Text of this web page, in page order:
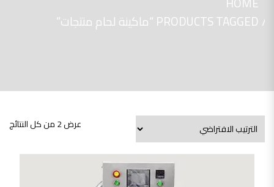
PRODUCTS TAGGED “ماكينة لحام منتجات”
عرض ⁦2⁩ من كل النتائج